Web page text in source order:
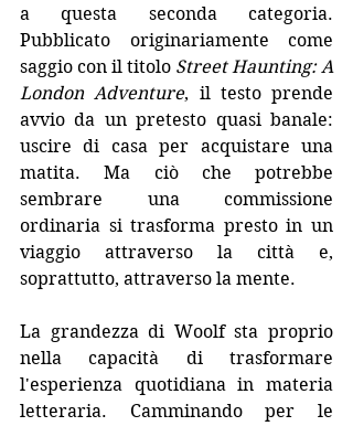
a questa seconda categoria.
Pubblicato originariamente come
saggio con il titolo Street Haunting: A
London Adventure, il testo prende
avvio da un pretesto quasi banale:
uscire di casa per acquistare una
matita. Ma ciò che potrebbe
sembrare una commissione
ordinaria si trasforma presto in un
viaggio attraverso la città e,
soprattutto, attraverso la mente.
La grandezza di Woolf sta proprio
nella capacità di trasformare
l'esperienza quotidiana in materia
letteraria. Camminando per le